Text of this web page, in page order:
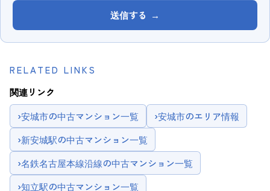
送信する →
RELATED LINKS
関連リンク
›安城市の中古マンション一覧 ›安城市のエリア情報
›新安城駅の中古マンション一覧
›名鉄名古屋本線沿線の中古マンション一覧
›知立駅の中古マンション一覧